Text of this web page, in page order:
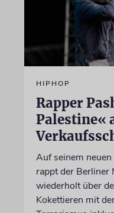
HIPHOP
Rapper
Palestine«
Auf seinem
rappt der Berliner
wiederholt über
Kokettieren mit